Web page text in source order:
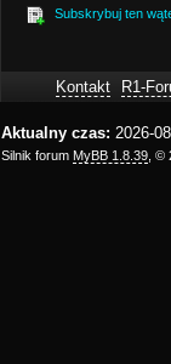
Subskrybuj ten
Kontakt R1-
Aktualny czas: 2026-
Silnik forum MyBB 1.8.39 ,